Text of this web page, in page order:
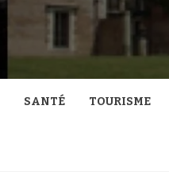
SANTÉ TOURISME